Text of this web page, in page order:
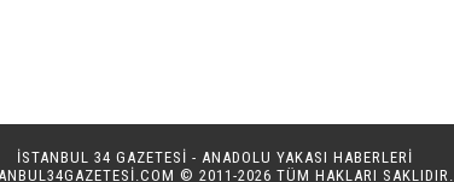
İSTANBUL 34 GAZETESİ - ANADOLU YAKASI HABERLERİ
© 2011-2026 TÜM HAKLARI SAKLIDIR.